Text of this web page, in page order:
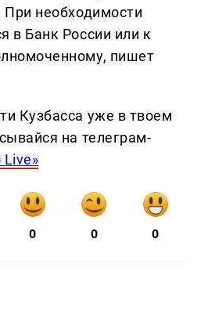
При необходимости
в Банк России или к
пишет
Кузбасса уже в твоем
на телеграм-
0 0 0